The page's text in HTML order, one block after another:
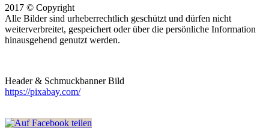
2017 © Copyright
Alle Bilder sind urheberrechtlich geschützt und dürfen nicht
weiterverbreitet, gespeichert oder über die persönliche Information
hinausgehend genutzt werden.
Header & Schmuckbanner Bild
https://pixabay.com/